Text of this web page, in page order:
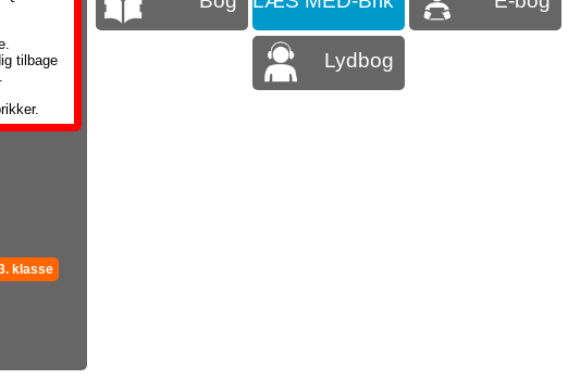
tilbage
klasse
Lydbog